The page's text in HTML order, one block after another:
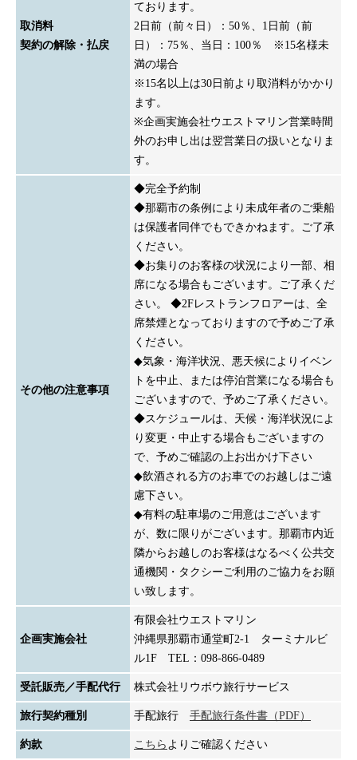
取消料
契約の解除・払戻
ております。
2日前（前々日）：50％、1日前（前
日）：75％、当日：100％ ※15名様未
満の場合
※15名以上は30日前より取消料がかかり
ます。
※企画実施会社ウエストマリン営業時間
外のお申し出は翌営業日の扱いとなりま
す。
その他の注意事項
◆完全予約制
◆那覇市の条例により未成年者のご乗船
は保護者同伴でもできかねます。ご了承
ください。
◆お集りのお客様の状況により一部、相
席になる場合もございます。ご了承くだ
さい。 ◆2Fレストランフロアーは、全
席禁煙となっておりますので予めご了承
ください。
◆気象・海洋状況、悪天候によりイベン
トを中止、または停泊営業になる場合も
ございますので、予めご了承ください。
◆スケジュールは、天候・海洋状況によ
り変更・中止する場合もございますの
で、予めご確認の上お出かけ下さい
◆飲酒される方のお車でのお越しはご遠
慮下さい。
◆有料の駐車場のご用意はございます
が、数に限りがございます。那覇市内近
隣からお越しのお客様はなるべく公共交
通機関・タクシーご利用のご協力をお願
い致します。
企画実施会社
有限会社ウエストマリン
沖縄県那覇市通堂町2-1 ターミナルビ
ル1F TEL：098-866-0489
受託販売／手配代行 株式会社リウボウ旅行サービス
旅行契約種別 手配旅行 手配旅行条件書（PDF）
約款 こちら よりご確認ください